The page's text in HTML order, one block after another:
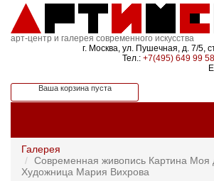
арт-центр и галерея современного искусства
г. Москва, ул. Пушечная, д. 7/5,
Тел.: +7(495) 649 99 58
Ваша корзина пуста
Галерея
Современная живопись Картина Моя
Художница Мария Вихрова